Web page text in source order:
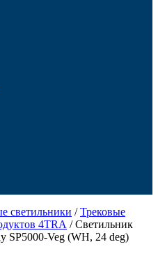
светильники /Трековые
4TRA / Светильник
SP5000-Veg (WH, 24 deg)